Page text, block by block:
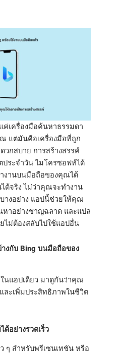
ค่เครื่องมือค้นหาธรรมดา
แต่มันคือเครื่องมือที่ถูก
วกสบาย การสร้างสรรค์
ระจำวัน ไมโครซอฟท์ได้
งานบนมือถือของคุณได้
ด้จริง ไม่ว่าคุณจะทำงาน
างอย่าง แอปนี้ช่วยให้คุณ
หาอย่างชาญฉลาด และแปล
ไม่ต้องสลับไปใช้แอปอื่น
งกับ Bing บนมือถือของ
นแอปเดียว มาดูกันว่าคุณ
ละเพิ่มประสิทธิภาพในชีวิต
ด้อย่างรวดเร็ว
ๆ สำหรับพรีเซนเทชัน หรือ